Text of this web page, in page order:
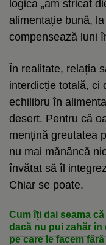
logica „am stricat
alimentație bună,
compensează luni
În realitate, relația
interdicție totală, ci
echilibru în
desert. Pentru că
mențină greutatea
nu mai mănâncă
învățat să îl
Chiar se poate.
Cum îți dai seama
dacă nu pui zahăr în
pe care le facem